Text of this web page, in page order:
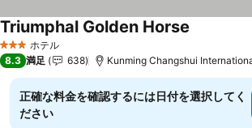
3 ホテルのランク
ホテル
Triumphal Golden Horse
8.3 満足 638 Kunming Changshui
正確な料金を確認するには日付を選択してく
ださい